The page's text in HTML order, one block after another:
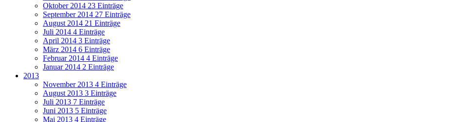
Oktober 2014 23 Einträge
September 2014 27 Einträge
August 2014 21 Einträge
Juli 2014 4 Einträge
April 2014 3 Einträge
März 2014 6 Einträge
Februar 2014 4 Einträge
Januar 2014 2 Einträge
2013
November 2013 4 Einträge
August 2013 3 Einträge
Juli 2013 7 Einträge
Juni 2013 5 Einträge
Mai 2013 4 Einträge